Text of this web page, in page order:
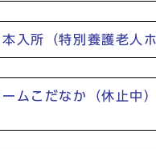
入所（特別養護老人
ムこだなか（休止中